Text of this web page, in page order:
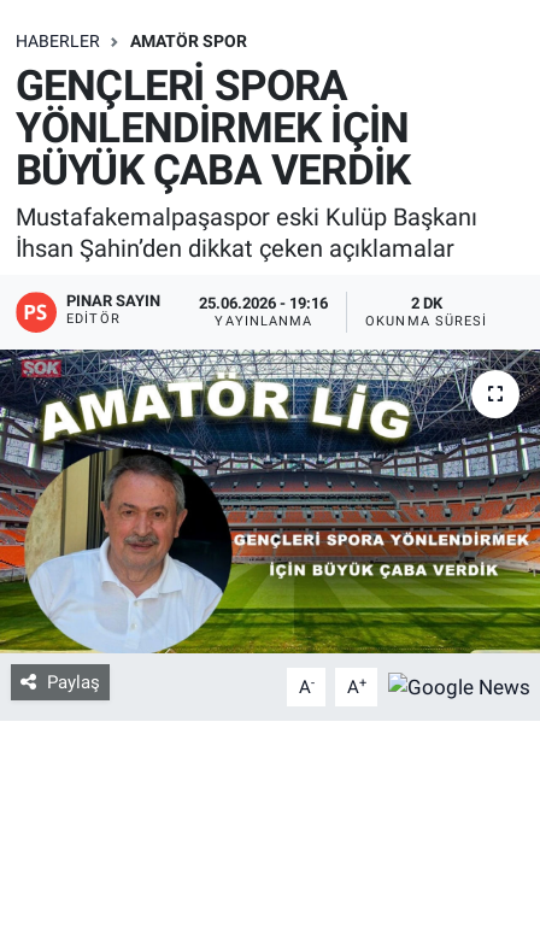
HABERLER AMATÖR SPOR
GENÇLERİ SPORA
YÖNLENDİRMEK İÇİN
BÜYÜK ÇABA VERDİK
Mustafakemalpaşaspor eski Kulüp Başkanı
İhsan Şahin’den dikkat çeken açıklamalar
PINAR SAYIN
EDITÖR
25.06.2026 - 19:16
YAYINLANMA
2 DK
OKUNMA SÜRESI
Paylaş A- A+
SAĞLIK
EKONOMİ
EĞİTİM
ÖZEL HABER
Keşfet
ASTROLOJİ
MANŞET
RESMİ İLANLAR
İLAN
Bize ulaşın
İletişim/Künye